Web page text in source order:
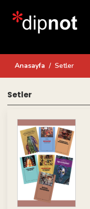
Anasayfa Setler
Setler